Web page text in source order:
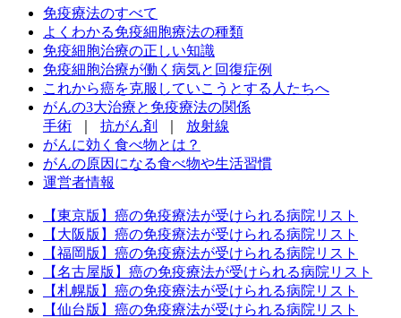
免疫療法のすべて
よくわかる免疫細胞療法の種類
免疫細胞治療の正しい知識
免疫細胞治療が働く病気と回復症例
これから癌を克服していこうとする人たちへ
がんの3大治療と免疫療法の関係
手術
抗がん剤
放射線
がんに効く食べ物とは？
がんの原因になる食べ物や生活習慣
運営者情報
【東京版】癌の免疫療法が受けられる病院リスト
【大阪版】癌の免疫療法が受けられる病院リスト
【福岡版】癌の免疫療法が受けられる病院リスト
【名古屋版】癌の免疫療法が受けられる病院リスト
【札幌版】癌の免疫療法が受けられる病院リスト
【仙台版】癌の免疫療法が受けられる病院リスト